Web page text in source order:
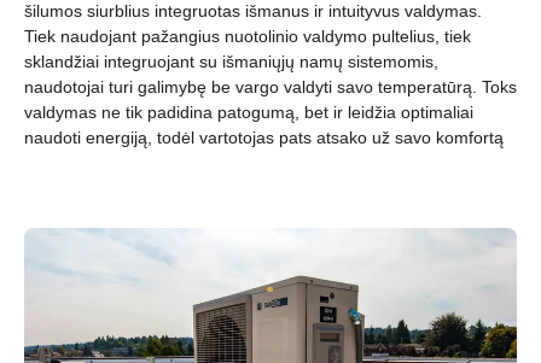
šilumos siurblius integruotas išmanus ir intuityvus valdymas.
Tiek naudojant pažangius nuotolinio valdymo pultelius, tiek
sklandžiai integruojant su išmaniųjų namų sistemomis,
naudotojai turi galimybę be vargo valdyti savo temperatūrą. Toks
valdymas ne tik padidina patogumą, bet ir leidžia optimaliai
naudoti energiją, todėl vartotojas pats atsako už savo komfortą